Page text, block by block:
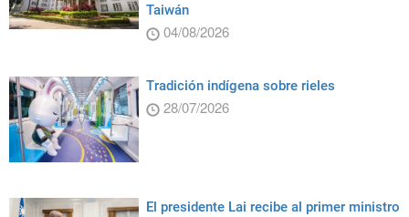
Taiwán
04/08/2026
Tradición indígena sobre rieles
28/07/2026
El presidente Lai recibe al primer ministro